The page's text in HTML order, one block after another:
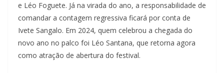
e Léo Foguete. Já na virada do ano, a responsabilidade de
comandar a contagem regressiva ficará por conta de
Ivete Sangalo. Em 2024, quem celebrou a chegada do
novo ano no palco foi Léo Santana, que retorna agora
como atração de abertura do festival.